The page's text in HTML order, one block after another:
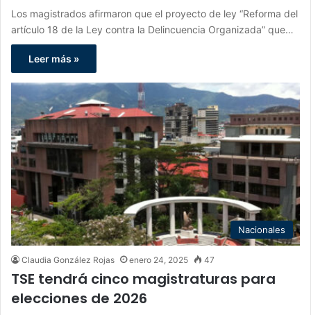
Los magistrados afirmaron que el proyecto de ley “Reforma del
artículo 18 de la Ley contra la Delincuencia Organizada” que…
Leer más »
Nacionales
Claudia González Rojas enero 24, 2025 47
TSE tendrá cinco magistraturas para
elecciones de 2026